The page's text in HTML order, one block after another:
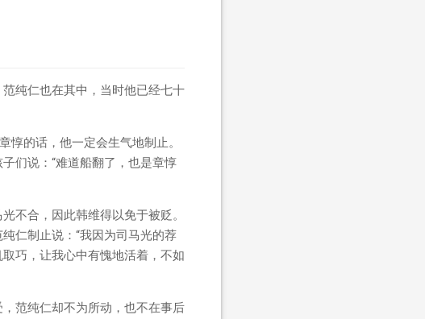
纯仁也在其中，当时他已经七十
惇的话，他一定会生气地制止。
们说：“难道船翻了，也是章惇
不合，因此韩维得以免于被贬。
仁制止说：“我因为司马光的荐
巧，让我心中有愧地活着，不如
范纯仁却不为所动，也不在事后